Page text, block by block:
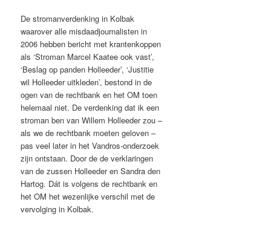
De stromanverdenking in Kolbak
waarover alle misdaadjournalisten in
2006 hebben bericht met krantenkoppen
als ‘Stroman Marcel Kaatee ook vast’,
‘Beslag op panden Holleeder’, ‘Justitie
wil Holleeder uitkleden’, bestond in de
ogen van de rechtbank en het OM toen
helemaal niet. De verdenking dat ik een
stroman ben van Willem Holleeder zou –
als we de rechtbank moeten geloven –
pas veel later in het Vandros-onderzoek
zijn ontstaan. Door de de verklaringen
van de zussen Holleeder en Sandra den
Hartog. Dát is volgens de rechtbank en
het OM het wezenlijke verschil met de
vervolging in Kolbak.